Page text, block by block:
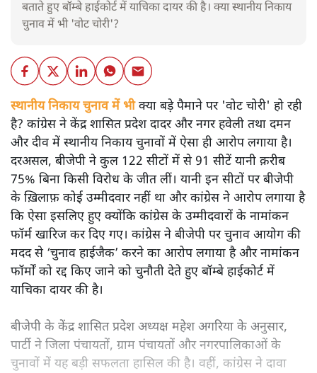
बताते हुए बॉम्बे हाईकोर्ट में याचिका दायर की है। क्या स्थानीय निकाय
चुनाव में भी 'वोट चोरी'?
स्थानीय निकाय चुनाव में भीक्या बड़े पैमाने पर 'वोट चोरी' हो रही
है? कांग्रेस ने केंद्र शासित प्रदेश दादर और नगर हवेली तथा दमन
और दीव में स्थानीय निकाय चुनावों में ऐसा ही आरोप लगाया है।
दरअसल, बीजेपी ने कुल 122 सीटों में से 91 सीटें यानी क़रीब
75% बिना किसी विरोध के जीत लीं। यानी इन सीटों पर बीजेपी
के ख़िलाफ़ कोई उम्मीदवार नहीं था और कांग्रेस ने आरोप लगाया है
कि ऐसा इसलिए हुए क्योंकि कांग्रेस के उम्मीदवारों के नामांकन
फॉर्म खारिज कर दिए गए। कांग्रेस ने बीजेपी पर चुनाव आयोग की
मदद से ‘चुनाव हाईजैक’ करने का आरोप लगाया है और नामांकन
फॉर्मों को रद्द किए जाने को चुनौती देते हुए बॉम्बे हाईकोर्ट में
याचिका दायर की है।
बीजेपी के केंद्र शासित प्रदेश अध्यक्ष महेश अगरिया के अनुसार,
पार्टी ने जिला पंचायतों, ग्राम पंचायतों और नगरपालिकाओं के
चुनावों में यह बड़ी सफलता हासिल की है। वहीं, कांग्रेस ने दावा